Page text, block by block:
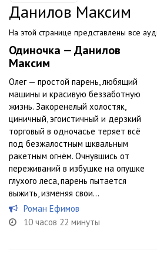
Данилов Максим
На этой странице представлены все
Одиночка — Данилов
Максим
Олег — простой парень, любящий
машины и красивую беззаботную
жизнь. Закоренелый холостяк,
циничный, эгоистичный и дерзкий
торговый в одночасье теряет всё
под безжалостным шквальным
ракетным огнём. Очнувшись от
переживаний в избушке на опушке
глухого леса, парень пытается
выжить, изменяя свои...
Роман Ефимов
10 часов 22 минуты